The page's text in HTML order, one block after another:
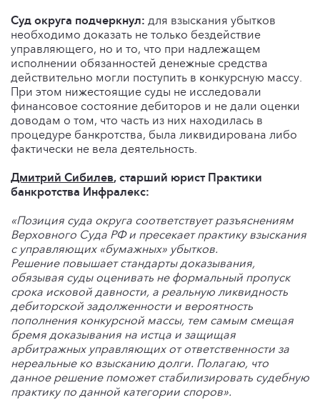
Суд округа подчеркнул: для взыскания убытков
необходимо доказать не только бездействие
управляющего, но и то, что при надлежащем
исполнении обязанностей денежные средства
действительно могли поступить в конкурсную массу.
При этом нижестоящие суды не исследовали
финансовое состояние дебиторов и не дали оценки
доводам о том, что часть из них находилась в
процедуре банкротства, была ликвидирована либо
фактически не вела деятельность.
Дмитрий Сибилев, старший юрист Практики
банкротства Инфралекс:
«Позиция суда округа соответствует разъяснениям
Верховного Суда РФ и пресекает практику взыскания
с управляющих «бумажных» убытков.
Решение повышает стандарты доказывания,
обязывая суды оценивать не формальный пропуск
срока исковой давности, а реальную ликвидность
дебиторской задолженности и вероятность
пополнения конкурсной массы, тем самым смещая
бремя доказывания на истца и защищая
арбитражных управляющих от ответственности за
нереальные ко взысканию долги. Полагаю, что
данное решение поможет стабилизировать судебную
практику по данной категории споров».